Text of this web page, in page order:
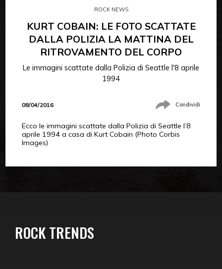
ROCK NEWS
KURT COBAIN: LE FOTO SCATTATE
DALLA POLIZIA LA MATTINA DEL
RITROVAMENTO DEL CORPO
Le immagini scattate dalla Polizia di Seattle l'8 aprile
1994
08/04/2016 Condividi
Ecco le immagini scattate dalla Polizia di Seattle l’8
aprile 1994 a casa di Kurt Cobain (Photo Corbis
Images)
ROCK TRENDS